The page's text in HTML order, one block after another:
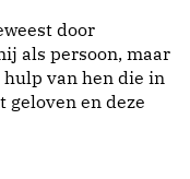
door
als persoon, maar
van hen die in
en deze